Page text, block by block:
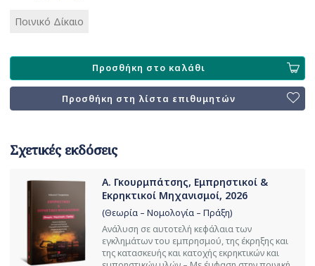
Ποινικό Δίκαιο
Προσθήκη στο καλάθι
Προσθήκη στη λίστα επιθυμητών
Σχετικές εκδόσεις
Α. Γκουρμπάτσης, Εμπρηστικοί &
Εκρηκτικοί Μηχανισμοί, 2026
(Θεωρία – Νομολογία – Πράξη)
Ανάλυση σε αυτοτελή κεφάλαια των
εγκλημάτων του εμπρησμού, της έκρηξης και
της κατασκευής και κατοχής εκρηκτικών και